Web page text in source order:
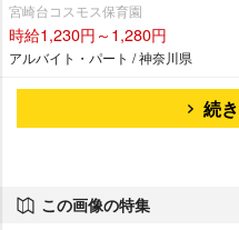
宮崎台コスモス保育園
時給1,230円～1,280円
アルバイト・パート / 神奈川県
続
この画像の特集